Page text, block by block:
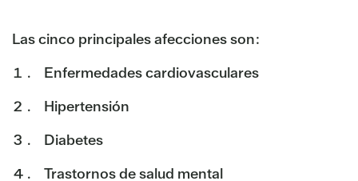
Las cinco principales afecciones son:
Enfermedades cardiovasculares
Hipertensión
Diabetes
Trastornos de salud mental